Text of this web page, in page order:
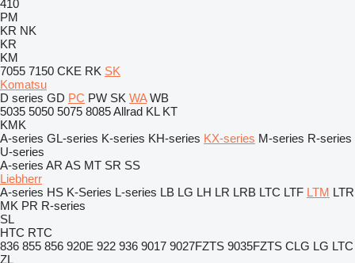
410
PM
KR NK
KR
KM
7055 7150 CKE RK SK
Komatsu
D series GD PC PW SK WA WB
5035 5050 5075 8085Allrad KL KT
KMK
A-series GL-series K-series KH-series KX-series M-series R-series
U-series
A-series AR AS MT SR SS
Liebherr
A-series HS K-Series L-series LB LG LH LR LRB LTC LTF LTM LTR
MK PR R-series
SL
HTC RTC
836 855 856 920E 922 936 9017 9027FZTS 9035FZTS CLG LG LTC
ZL